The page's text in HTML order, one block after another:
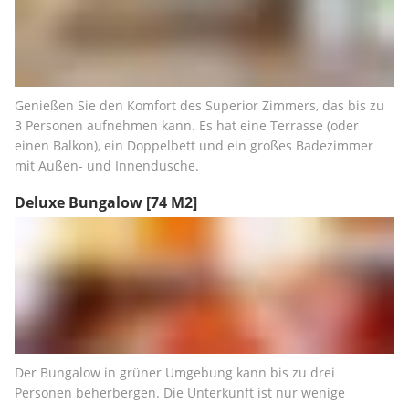
Genießen Sie den Komfort des Superior Zimmers, das bis zu
3 Personen aufnehmen kann. Es hat eine Terrasse (oder
einen Balkon), ein Doppelbett und ein großes Badezimmer
mit Außen- und Innendusche.
Deluxe Bungalow [74 M2]
Der Bungalow in grüner Umgebung kann bis zu drei
Personen beherbergen. Die Unterkunft ist nur wenige